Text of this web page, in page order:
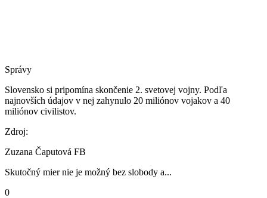
Správy
Slovensko si pripomína skončenie 2. svetovej vojny. Podľa
najnovších údajov v nej zahynulo 20 miliónov vojakov a 40
miliónov civilistov.
Zdroj:
Zuzana Čaputová FB
Skutočný mier nie je možný bez slobody a...
0